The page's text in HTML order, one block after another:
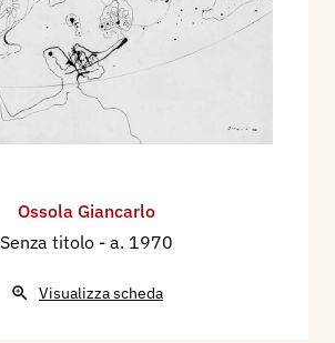
Ossola Giancarlo
Senza titolo - a. 1970
Visualizza scheda